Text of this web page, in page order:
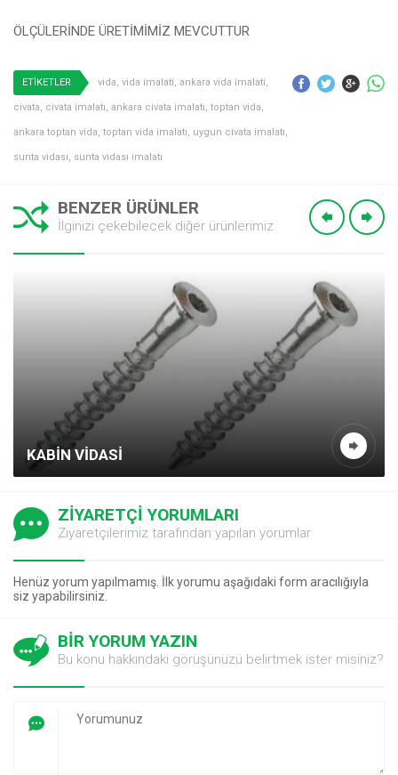
ÖLÇÜLERİNDE ÜRETİMİMİZ MEVCUTTUR
ETİKETLER vida, vida imalati, ankara vida imalati,
civata, civata imalatı, ankara civata imalatı, toptan vida,
ankara toptan vida, toptan vida imalatı, uygun civata imalatı,
sunta vidası, sunta vidası imalatı
BENZER ÜRÜNLER
İlginizi çekebilecek diğer ürünlerimiz
KABIN VIDASI
ZİYARETÇİ YORUMLARI
Ziyaretçilerimiz tarafından yapılan yorumlar
Henüz yorum yapılmamış. İlk yorumu aşağıdaki form aracılığıyla
siz yapabilirsiniz.
BİR YORUM YAZIN
Bu konu hakkındaki görüşünüzü belirtmek ister misiniz?